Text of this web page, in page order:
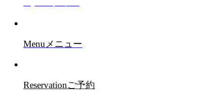
Menu メニュー
Reservationご予約